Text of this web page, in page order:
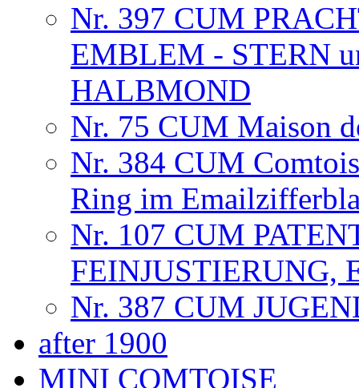
Nr. 397 CUM
EMBLEM - STERN
HALBMOND
Nr. 75 CUM Maison
Nr. 384 CUM
Ring im
Nr. 107 CUM
FEINJUSTIERUNG,
Nr. 387 CUM
after 1900
MINI COMTOISE